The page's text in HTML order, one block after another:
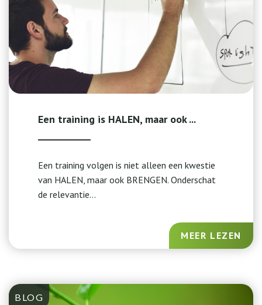
Een training is HALEN, maar ook ...
Een training volgen is niet alleen een kwestie
van HALEN, maar ook BRENGEN. Onderschat
de relevantie...
MEER LEZEN
BLOG